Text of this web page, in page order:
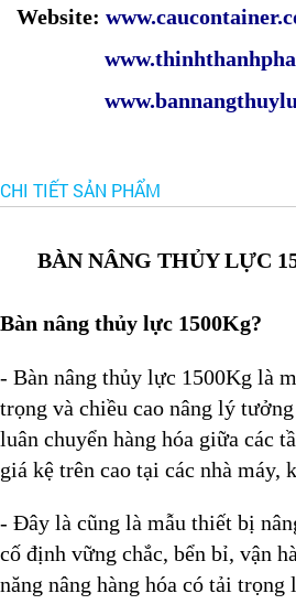
Website:
CHI TIẾT SẢN PHẨM
BÀN NÂNG THỦY LỰC
Bàn nâng thủy lực 1500Kg?
- Bàn nâng thủy lực 1500Kg là
trọng và chiều cao nâng lý
luân chuyển hàng hóa giữa các
giá kệ trên cao tại các nhà máy,
- Đây là cũng là mẫu thiết bị
cố định vững chắc, bển bỉ, vận
năng nâng hàng hóa có tải trọng